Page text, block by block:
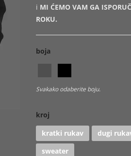
i MI ĆEMO VAM GA
ROKU.
boja
Svakako odaberite boju.
kroj
kratki rukav
dugi
sweater